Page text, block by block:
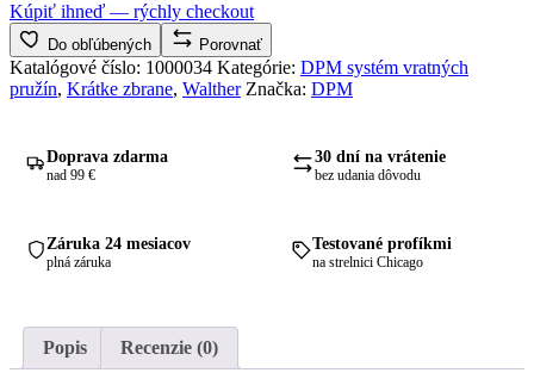
Walther
P99
&
PPQ
M2
Slide
Kúpiť ihneď — rýchly checkout
Do obľúbených Porovnať
Katalógové číslo: 1000034 Kategórie: DPM systém vratných
pružín, Krátke zbrane, Walther Značka: DPM
Doprava zdarma
nad 99 €
30 dní na vrátenie
bez udania dôvodu
Záruka 24 mesiacov
plná záruka
Testované profíkmi
na strelnici Chicago
Popis Recenzie (0)